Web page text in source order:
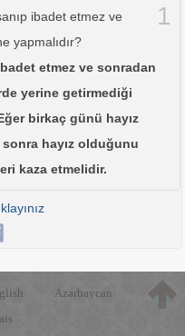
1
ibadet etmez ve
yapmalıdır?
etmez ve sonradan
yerine getirmediği
birkaç günü hayız
hayız olduğunu
kaza etmelidir.
Azərbaycan